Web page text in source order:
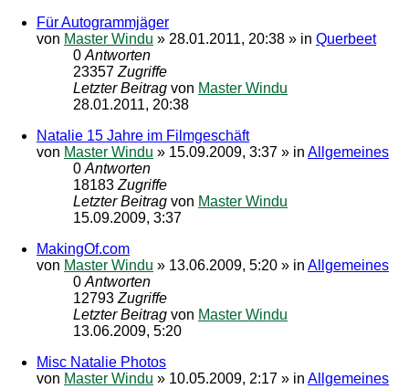
Für Autogrammjäger
von Master Windu » 28.01.2011, 20:38 » in Querbeet
0 Antworten
23357 Zugriffe
Letzter Beitrag von Master Windu
28.01.2011, 20:38
Natalie 15 Jahre im Filmgeschäft
von Master Windu » 15.09.2009, 3:37 » in Allgemeines
0 Antworten
18183 Zugriffe
Letzter Beitrag von Master Windu
15.09.2009, 3:37
MakingOf.com
von Master Windu » 13.06.2009, 5:20 » in Allgemeines
0 Antworten
12793 Zugriffe
Letzter Beitrag von Master Windu
13.06.2009, 5:20
Misc Natalie Photos
von Master Windu » 10.05.2009, 2:17 » in Allgemeines